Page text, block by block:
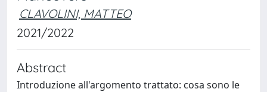
CLAVOLINI, MATTEO
2021/2022
Abstract
Introduzione all'argomento trattato: cosa sono le